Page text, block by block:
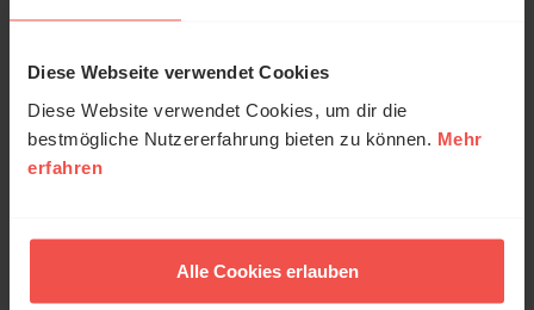
Diese Webseite verwendet Cookies
Diese Website verwendet Cookies, um dir die
bestmögliche Nutzererfahrung bieten zu können. Mehr
erfahren
Alle Cookies erlauben
Unterstützen
Spenden
Letzte ERF
Gottesdienste